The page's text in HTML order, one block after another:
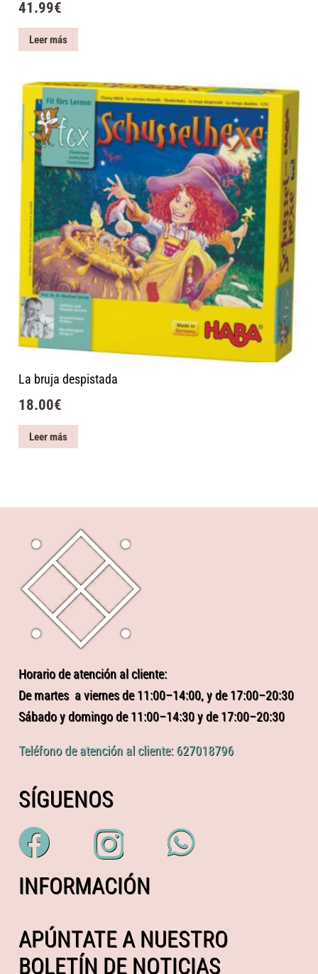
41.99€
Leer más
La bruja despistada
18.00€
Leer más
Horario de atención al cliente:
De martes a viernes de 11:00–14:00, y de 17:00–20:30
Sábado y domingo de 11:00–14:30 y de 17:00–20:30
Teléfono de atención al cliente: 627018796
SÍGUENOS
INFORMACIÓN
APÚNTATE A NUESTRO
BOLETÍN DE NOTICIAS